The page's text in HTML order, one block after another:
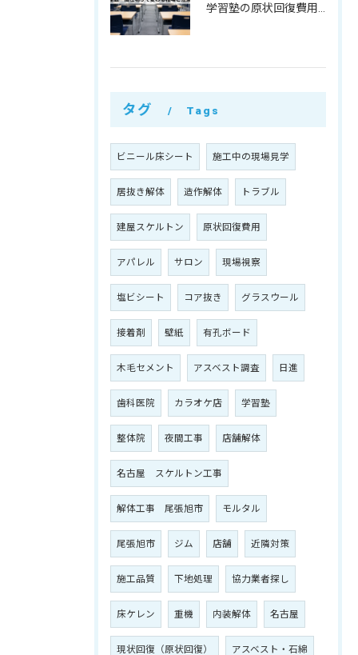
タグ Tags
ビニール床シート 施工中の現場見学
居抜き解体 造作解体 トラブル
建屋スケルトン 原状回復費用
アパレル サロン 現場視察
塩ビシート コア抜き グラスウール
接着剤 壁紙 有孔ボード
木毛セメント アスベスト調査 日進
歯科医院 カラオケ店 学習塾
整体院 夜間工事 店舗解体
名古屋 スケルトン工事
解体工事 尾張旭市 モルタル
尾張旭市 ジム 店舗 近隣対策
施工品質 下地処理 協力業者探し
床ケレン 重機 内装解体 名古屋
現状回復（原状回復） アスベスト・石綿